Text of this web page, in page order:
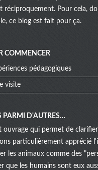
réciproquement. Pour cela,
ce blog est fait pour ça.
COMMENCER
pédagogiques
visite
PARMI D'AUTRES…
ouvrage qui permet de
particulièrement apprécié
les animaux comme des
que les humains sont eux